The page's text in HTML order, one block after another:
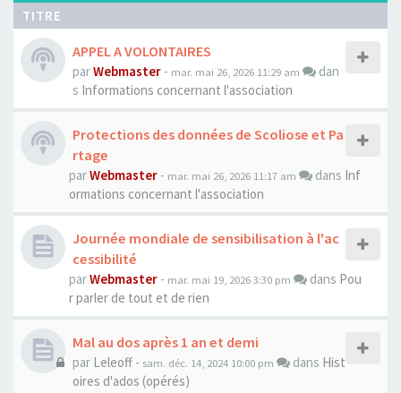
TITRE
APPEL A VOLONTAIRES
parWebmaster - mar. mai 26, 2026 11:29 am
dan
s Informations concernant l'association
Protections des données de Scoliose et Pa
rtage
parWebmaster - mar. mai 26, 2026 11:17 am dans Inf
ormations concernant l'association
Journée mondiale de sensibilisation à l'ac
cessibilité
parWebmaster - mar. mai 19, 2026 3:30 pm dans Pou
r parler de tout et de rien
Mal au dos après 1 an et demi
par Leleoff - sam. déc. 14, 2024 10:00 pm dans Hist
oires d'ados (opérés)